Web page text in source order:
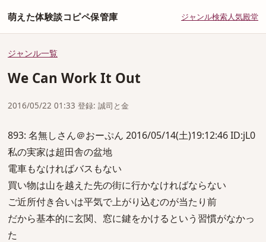
萌えた体験談コピペ保管庫 ジャンル検索人気殿堂
ジャンル一覧
We Can Work It Out
2016/05/22 01:33 登録: 誠司と金
893: 名無しさん＠おーぷん 2016/05/14(土)19:12:46 ID:jL0
私の実家は超田舎の盆地
電車もなければバスもない
買い物は山を越えた先の街に行かなければならない
ご近所付き合いは平気で上がり込むのが当たり前
だから基本的に玄関、窓に鍵をかけるという習慣がなかっ
た